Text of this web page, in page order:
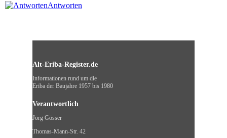
Antworten
Alt-Eriba-Register.de
Informationen rund um die
Eriba der Baujahre 1957 bis 1980
Verantwortlich
Jörg Gösser
Thomas-Mann-Str. 42